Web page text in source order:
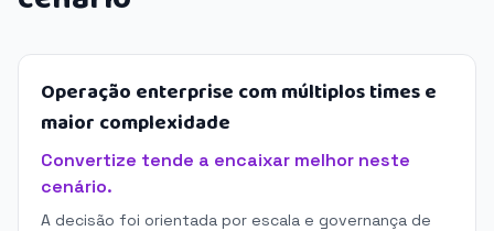
Operação enterprise com múltiplos times e
maior complexidade
Convertize tende a encaixar melhor neste
cenário.
A decisão foi orientada por escala e governança de